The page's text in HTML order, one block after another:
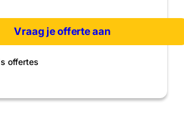
Vraag je offerte aan
offertes